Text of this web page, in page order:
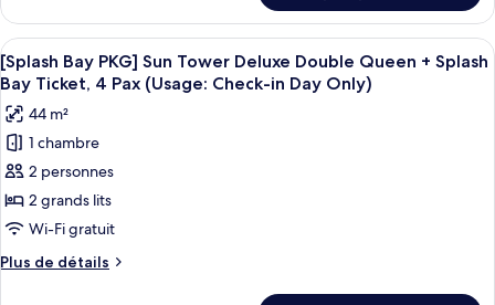
2nd
session]
Forest
Tower
Business
Deluxe
Double
Queen
(Obstructed
View)
le
type
de
chambre
[Chef's
Kitchen
2nd
session]
Forest
Tower
Deluxe
Double
Queen
Afficher
toutes
les
photos
pour
ce
type
de
chambre :
[Splash
Une chambre d’hôtel avec deux
5
[Splash Bay PKG] Sun Tower Deluxe Double Queen + Splash
Bay Ticket, 4 Pax (Usage: Check-in Day Only)
44 m²
1 chambre
2 personnes
2 grands lits
Wi-Fi gratuit
Plus de détails
Plus